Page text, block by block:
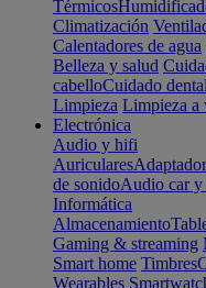
Térmicos
Climatización
Calentadores de agua
Belleza y salud
cabelloCuidado dental
Limpieza Limpieza a
Electrónica
Audio y hifi
Auriculares
de sonidoAudio car y
Informática
Almacenamiento
Gaming & streaming
Smart home Timbres
Wearables